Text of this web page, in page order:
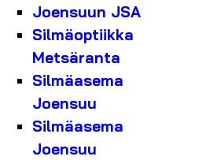
Joensuun JSA
Silmäoptiikka
Metsäranta
Silmäasema
Joensuu
Silmäasema
Joensuu